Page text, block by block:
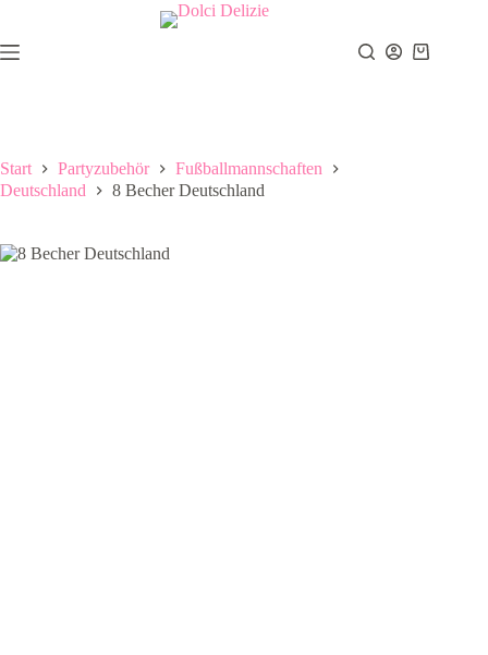
springen
Warenkorb
Start Partyzubehör
Fußballmannschaften
Deutschland
8 Becher Deutschland